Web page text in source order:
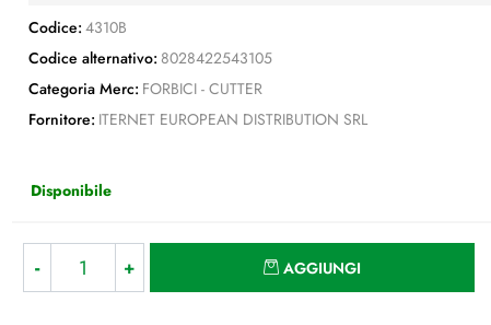
Codice: 4310B
Codice alternativo: 8028422543105
Categoria Merc: FORBICI - CUTTER
Fornitore: ITERNET EUROPEAN DISTRIBUTION SRL
Disponibile
AGGIUNGI